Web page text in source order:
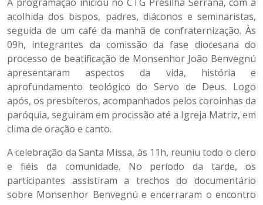
acolhida dos bispos, padres, diáconos e seminaristas,
seguida de um café da manhã de confraternização. Às
09h, integrantes da comissão da fase diocesana do
processo de beatificação de Monsenhor João Benvegnú
apresentaram aspectos da vida, história e
aprofundamento teológico do Servo de Deus. Logo
após, os presbíteros, acompanhados pelos coroinhas da
paróquia, seguiram em procissão até a Igreja Matriz, em
clima de oração e canto.
A celebração da Santa Missa, às 11h, reuniu todo o clero
e fiéis da comunidade. No período da tarde, os
participantes assistiram a trechos do documentário
sobre Monsenhor Benvegnú e encerraram o encontro